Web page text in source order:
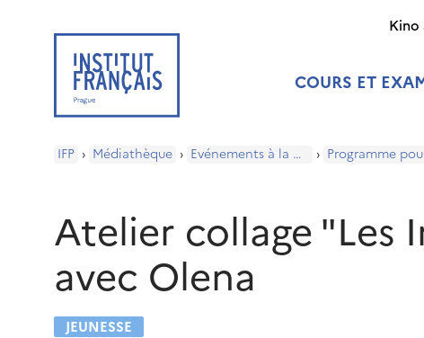
COURS ET
Kino
IFP › Médiathèque › Evénements à la médiathèque ›
Atelier collage "Les
avec Olena
JEUNESSE